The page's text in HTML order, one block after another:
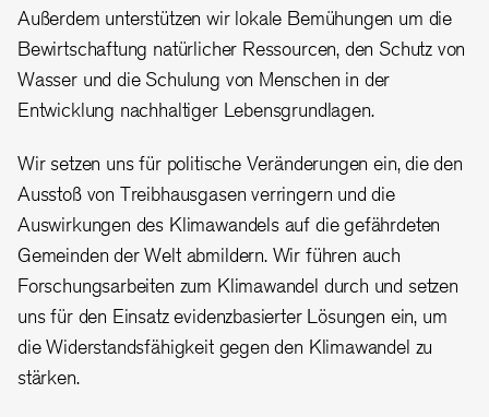
Außerdem unterstützen wir lokale Bemühungen um die
Bewirtschaftung natürlicher Ressourcen, den Schutz von
Wasser und die Schulung von Menschen in der
Entwicklung nachhaltiger Lebensgrundlagen.
Wir setzen uns für politische Veränderungen ein, die den
Ausstoß von Treibhausgasen verringern und die
Auswirkungen des Klimawandels auf die gefährdeten
Gemeinden der Welt abmildern. Wir führen auch
Forschungsarbeiten zum Klimawandel durch und setzen
uns für den Einsatz evidenzbasierter Lösungen ein, um
die Widerstandsfähigkeit gegen den Klimawandel zu
stärken.